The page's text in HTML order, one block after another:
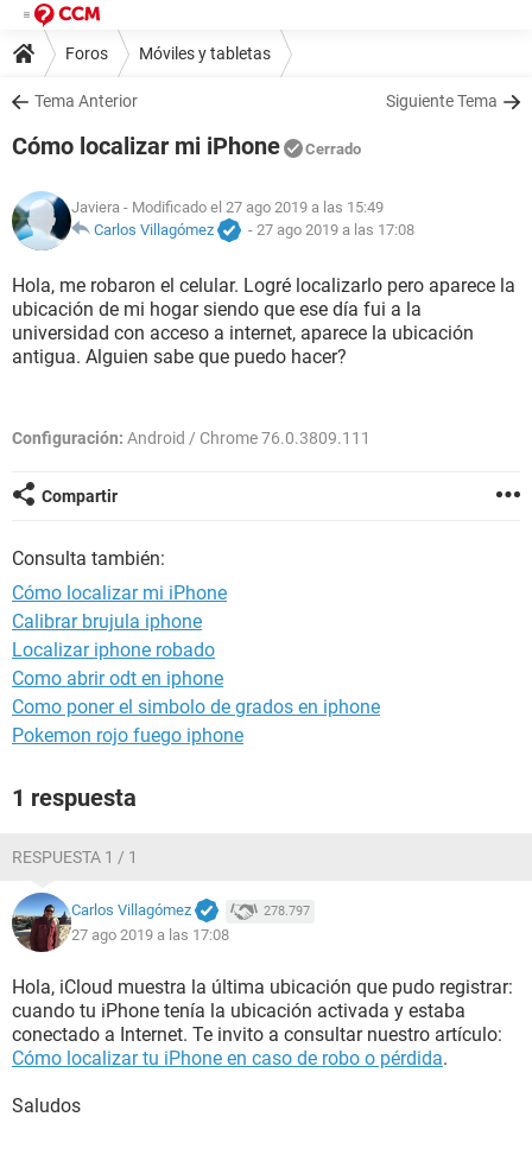
Foros Móviles y tabletas
Tema Anterior Siguiente Tema
Cómo localizar mi iPhone Cerrado
Javiera - Modificado el 27 ago 2019 a las 15:49
Carlos Villagómez
- 27 ago 2019 a las 17:08
Hola, me robaron el celular. Logré localizarlo pero aparece la
ubicación de mi hogar siendo que ese día fui a la
universidad con acceso a internet, aparece la ubicación
antigua. Alguien sabe que puedo hacer?
Configuración: Android / Chrome 76.0.3809.111
Compartir
Consulta también:
Cómo localizar mi iPhone
Calibrar brujula iphone
Localizar iphone robado
Como abrir odt en iphone
Como poner el simbolo de grados en iphone
Pokemon rojo fuego iphone
1 respuesta
RESPUESTA 1 / 1
Carlos Villagómez 278.797
27 ago 2019 a las 17:08
Hola, iCloud muestra la última ubicación que pudo registrar:
cuando tu iPhone tenía la ubicación activada y estaba
conectado a Internet. Te invito a consultar nuestro artículo:
Cómo localizar tu iPhone en caso de robo o pérdida.
Saludos